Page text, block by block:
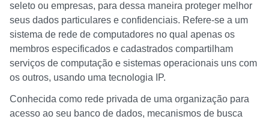
seleto ou empresas, para dessa maneira proteger melhor
seus dados particulares e confidenciais. Refere-se a um
sistema de rede de computadores no qual apenas os
membros especificados e cadastrados compartilham
serviços de computação e sistemas operacionais uns com
os outros, usando uma tecnologia IP.
Conhecida como rede privada de uma organização para
acesso ao seu banco de dados, mecanismos de busca